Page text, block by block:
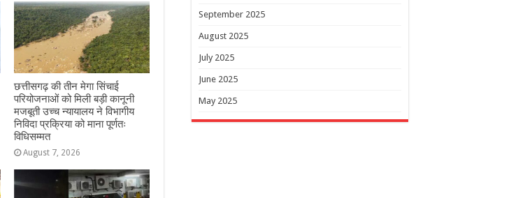
छत्तीसगढ़ की तीन मेगा सिंचाई
परियोजनाओं को मिली बड़ी कानूनी
मजबूती उच्च न्यायालय ने विभागीय
निविदा प्रक्रिया को माना पूर्णतः
विधिसम्मत
August 7, 2026
September 2025
August 2025
July 2025
June 2025
May 2025